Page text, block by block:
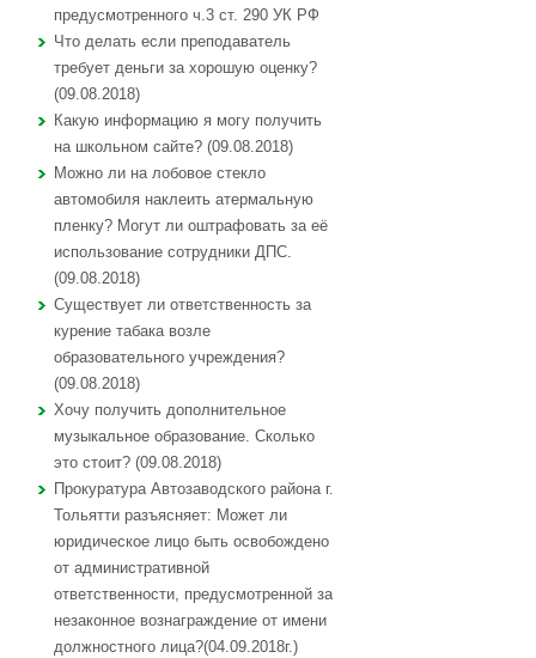
предусмотренного ч.3 ст. 290 УК РФ
Что делать если преподаватель
требует деньги за хорошую оценку?
(09.08.2018)
Какую информацию я могу получить
на школьном сайте? (09.08.2018)
Можно ли на лобовое стекло
автомобиля наклеить атермальную
пленку? Могут ли оштрафовать за её
использование сотрудники ДПС.
(09.08.2018)
Существует ли ответственность за
курение табака возле
образовательного учреждения?
(09.08.2018)
Хочу получить дополнительное
музыкальное образование. Сколько
это стоит? (09.08.2018)
Прокуратура Автозаводского района г.
Тольятти разъясняет: Может ли
юридическое лицо быть освобождено
от административной
ответственности, предусмотренной за
незаконное вознаграждение от имени
должностного лица?(04.09.2018г.)